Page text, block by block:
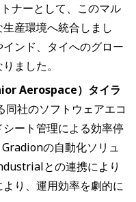
ナーとして、このマル
産環境へ統合しまし
ンド、タイへのグロー
ました。
Aerospace）タイラ
社のソフトウェアエコ
ート管理による効率停
の自動化ソリュ
との連携により
り、運用効率を劇的に